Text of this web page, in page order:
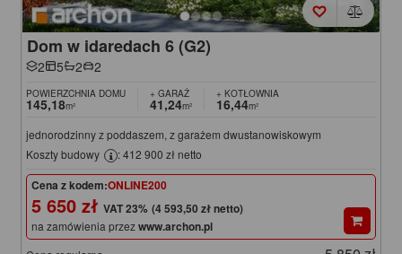
Dom w idaredach 6 (G2)
2 5 2 2
POWIERZCHNIA DOMU
145,18m²
+ GARAŻ
41,24m²
+ KOTŁOWNIA
16,44m²
jednorodzinny z poddaszem, z garażem dwustanowiskowym
Koszty budowy
: 412 900 zł netto
Cena z kodem:ONLINE200
5 650 zł (4 593,50 zł netto)
na zamówienia przezwww.archon.pl